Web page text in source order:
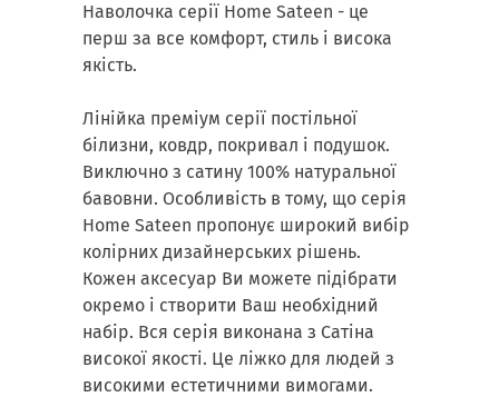
Наволочка серії Home Sateen - це
перш за все комфорт, стиль і висока
якість.
Лінійка преміум серії постільної
білизни, ковдр, покривал і подушок.
Виключно з сатину 100% натуральної
бавовни. Особливість в тому, що серія
Home Sateen пропонує широкий вибір
колірних дизайнерських рішень.
Кожен аксесуар Ви можете підібрати
окремо і створити Ваш необхідний
набір. Вся серія виконана з Сатіна
високої якості. Це ліжко для людей з
високими естетичними вимогами.